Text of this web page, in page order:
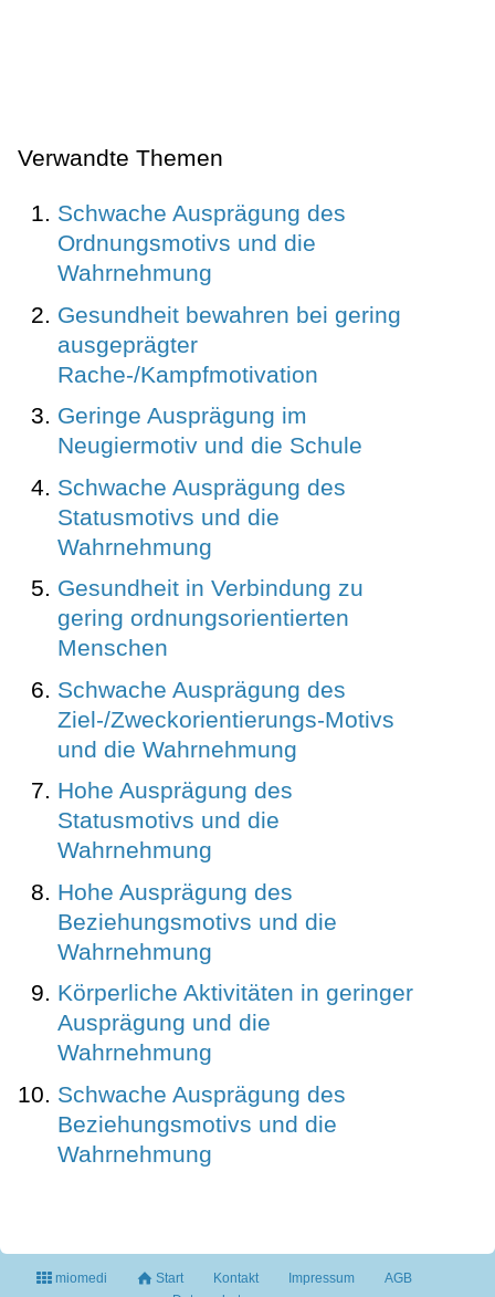
Verwandte Themen
Schwache Ausprägung des
Ordnungsmotivs und die
Wahrnehmung
Gesundheit bewahren bei gering
ausgeprägter
Rache-/Kampfmotivation
Geringe Ausprägung im
Neugiermotiv und die Schule
Schwache Ausprägung des
Statusmotivs und die
Wahrnehmung
Gesundheit in Verbindung zu
gering ordnungsorientierten
Menschen
Schwache Ausprägung des
Ziel-/Zweckorientierungs-Motivs
und die Wahrnehmung
Hohe Ausprägung des
Statusmotivs und die
Wahrnehmung
Hohe Ausprägung des
Beziehungsmotivs und die
Wahrnehmung
Körperliche Aktivitäten in geringer
Ausprägung und die
Wahrnehmung
Schwache Ausprägung des
Beziehungsmotivs und die
Wahrnehmung
miomedi Start Kontakt Impressum
AGB